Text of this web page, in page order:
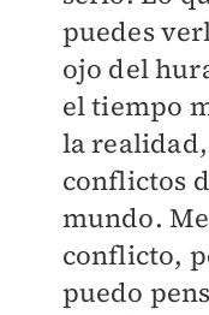
puedes
ojo del
el tiempo
la
conflictos
mundo.
conflicto,
puedo